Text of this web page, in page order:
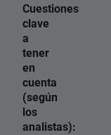
Cuestiones
clave
a
tener
en
cuenta
(según
los
analistas):